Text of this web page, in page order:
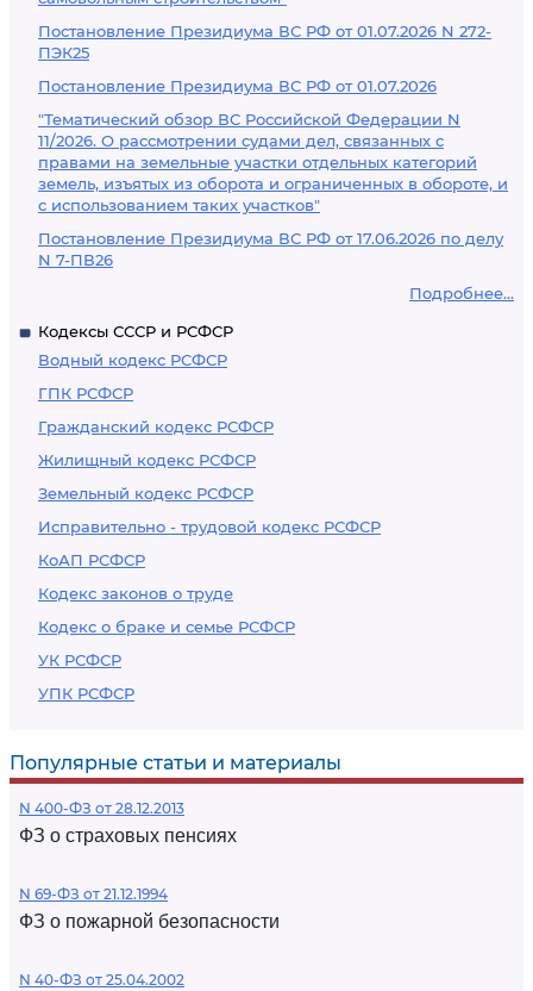
Постановление Президиума ВС РФ от 01.07.2026 N 272-
ПЭК25
Постановление Президиума ВС РФ от 01.07.2026
"Тематический обзор ВС Российской Федерации N
11/2026. О рассмотрении судами дел, связанных с
правами на земельные участки отдельных категорий
земель, изъятых из оборота и ограниченных в обороте, и
с использованием таких участков"
Постановление Президиума ВС РФ от 17.06.2026 по делу
N 7-ПВ26
Подробнее...
Кодексы СССР и РСФСР
Водный кодекс РСФСР
ГПК РСФСР
Гражданский кодекс РСФСР
Жилищный кодекс РСФСР
Земельный кодекс РСФСР
Исправительно - трудовой кодекс РСФСР
КоАП РСФСР
Кодекс законов о труде
Кодекс о браке и семье РСФСР
УК РСФСР
УПК РСФСР
Популярные статьи и материалы
N 400-ФЗ от 28.12.2013
ФЗ о страховых пенсиях
N 69-ФЗ от 21.12.1994
ФЗ о пожарной безопасности
N 40-ФЗ от 25.04.2002